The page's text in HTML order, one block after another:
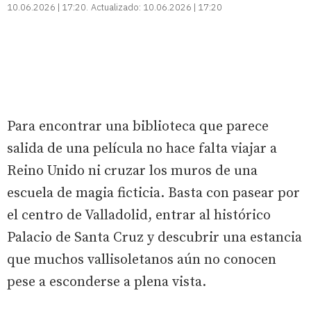
10.06.2026 | 17:20 Actualizado: 10.06.2026 | 17:20
Para encontrar una biblioteca que parece
salida de una película no hace falta viajar a
Reino Unido ni cruzar los muros de una
escuela de magia ficticia. Basta con pasear por
el centro de Valladolid, entrar al histórico
Palacio de Santa Cruz y descubrir una estancia
que muchos vallisoletanos aún no conocen
pese a esconderse a plena vista.